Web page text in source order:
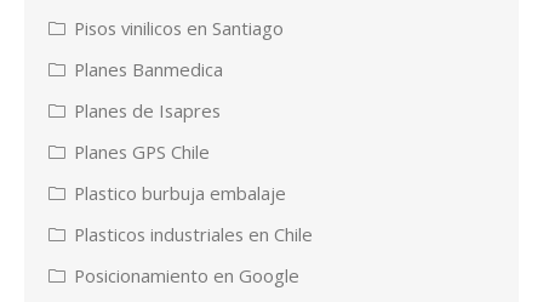
Pisos vinilicos en Santiago
Planes Banmedica
Planes de Isapres
Planes GPS Chile
Plastico burbuja embalaje
Plasticos industriales en Chile
Posicionamiento en Google